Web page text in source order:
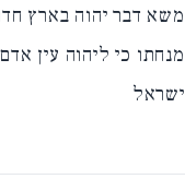
משא דבר יהוה בארץ
מנחתו כי ליהוה עין
ישראל